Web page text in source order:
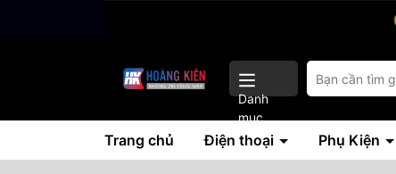
Danh
mục
Trang chủ Điện thoại Phụ Kiện